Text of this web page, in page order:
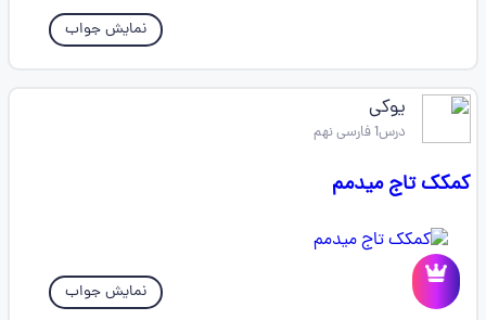
نمایش جواب
یوکی
درس1 فارسی نهم
کمکک تاج میدمم
نمایش جواب